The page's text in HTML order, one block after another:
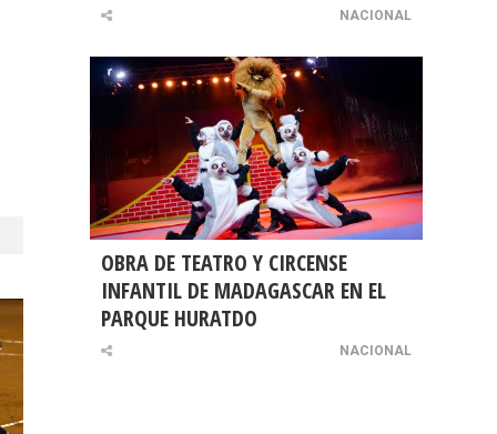
NACIONAL
OBRA DE TEATRO Y CIRCENSE
INFANTIL DE MADAGASCAR EN EL
PARQUE HURATDO
NACIONAL